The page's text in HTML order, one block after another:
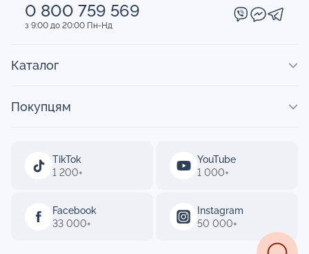
0 800 759 569
з 9:00 до 20:00 Пн-Нд
TikTok
1 200+
YouTube
1 000+
Facebook
33 000+
Instagram
50 000+
Каталог
Покупцям